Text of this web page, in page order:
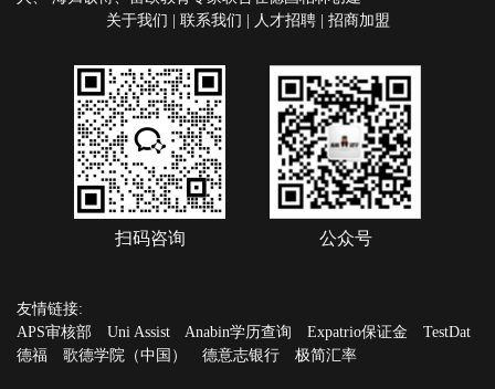
关于我们
联系我们 人才招聘| 招商加盟
扫码咨询 公众号
友情链接:
APS审核部
Uni Assist Anabin学历查询 Expatrio保证金
TestDat
德福
歌德学院（中国） 德意志银行 极简汇率